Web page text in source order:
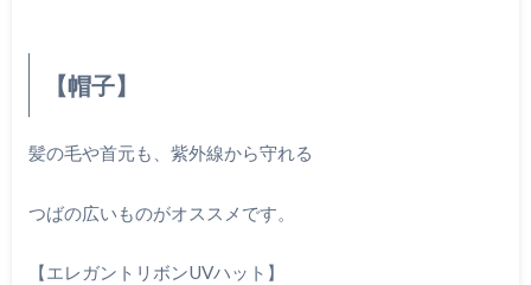
【帽子】
髪の毛や首元も、紫外線から守れる
つばの広いものがオススメです。
【エレガントリボンUVハット】